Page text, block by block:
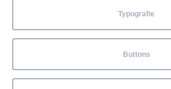
Typografie
Buttons